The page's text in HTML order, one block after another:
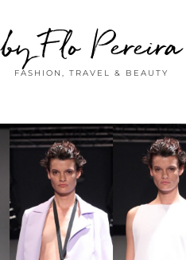
by Flo Pereira
FASHION, TRAVEL & BEAUTY